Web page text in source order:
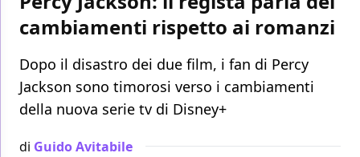
cambiamenti rispetto ai romanzi
Dopo il disastro dei due film, i fan di Percy
Jackson sono timorosi verso i cambiamenti
della nuova serie tv di Disney+
di Guido Avitabile